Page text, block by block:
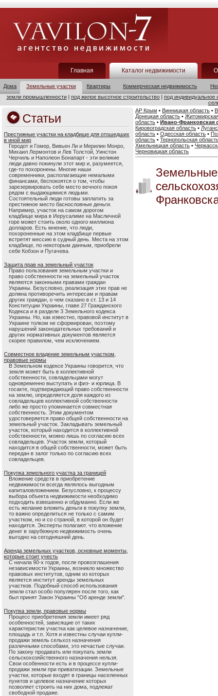
Главная Каталог недвижимости
Дома Земельные участки Квартиры Коммерческая недвижимость
земли промышленности | под жилое высотное строительство | под индивидуальное
Статьи
Престижные участки на кладбище для отошедших
в иной мир
Геродот и Гомер, Вивьен Ли и Мерилин Монро,
Михаил Лермонтов и Лев Толстой, Уинстон
Черчиль и Наполеон Бонапарт - эти великие
люди давно покинули этот мир и, разумеется,
где-то похоронены. Многие наши
современники, располагающие немалыми
финансами, беспокоятся о том, чтобы
зарезервировать себе место вечного покоя
рядом с выдающимися людьми.
Состоятельный люди готовы заплатить за
престижное место баснословные деньги.
Например, участок на самом дорогом
кладбище мира в Иерусалиме на Масличной
горе может стоить около одного миллиона
долларов. Есть мнение, что люди,
похороненные на этом кладбище первые
встретят мессию в судный день. Места на этом
кладбище, по некоторым данным, приобрели
себе Кобзон и Пугачева.
Защита прав на земельный участок
Право пользования земельным участки и
право собственности на земельный участок
являются законными правами граждан
Украины. Безусловно, реализация этих прав не
должна противоречить интересам и правам
других граждан, о чем сказано в ст. 13 и 14
Конституции Украины, главе 27 Гражданского
Кодекса и в разделе 3 Земельного кодекса
Украины. Но, как известно, правовой институт в
Украине толком не сформирован, поэтому
нарушений законодательных требований и
других нормативных документов является
скорее правилом, чем исключением.
Совместное владение земельным участком,
правовые нормы
В Земельном кодексе Украины говорится, что
земля может быть в коллективной
собственности, совладельцами могут
одновременно выступать и физ- и юрлица. В
госакте, подтверждающий право собственности
на землю, определяется доля каждого из
совладельцев коллективной собственности
либо же просто упоминается совместная
собственность. Этим документом
удостоверяется право общей собственности на
земельный участок. Закладывать земельный
участок, который находится в коллективной
собственности, можно лишь по согласию всех
совладельцев. Участок земли, который
находится в общей собственности, может быть
передан в залог только по согласию всех
совладельцев.
Покупка земельного участка за границей
Вложение средств в приобретение
недвижимости всегда являлось выгодным
капиталовложением. Безусловно, к процессу
выбора объекта недвижимости необходимо
подходить взвешенно и обдуманно. Если же
есть желание вложить деньги в покупку земли,
то важно определиться не только с самим
участком, но и со страной, в которой он будет
находится. Эксперты полагают. что вложение
денег в зарубежную недвижимость очень
выгодно на сегодняшний день.
Аренда земельных участков, основные моменты,
которые стоит учесть
С начала 90-х годов, после провозглашения
независимости Украины, возникло множество
правовых институтов, одним из которых
является институт аренды земельных
участков. Подобный способ использования
земли стал особо популярен после того, как
был принят Закон Украины "Об аренде земли".
Покупка земли, правовые нормы
Процесс приобретения земли имеет ряд
особенностей, зависящие от таких
характеристик участка как целевое назначение,
площадь и т.п. Хотя и известны случаи купли-
продажи земель сельхоз назначения
различными способами, это нечастые случаи.
По закону продавать или покупать земли
сельскохозяйственного назначения нельзя.
Свои особенности есть и в процессе купли-
продажи земли при приватизации. Земельные
участки, которые входят в границы населенных
пунктов и целевое назначение которых
позволяет строить на них дома, подлежат
свободной продаже.
АР Крым • Винницкая область •
Донецкая область •
область • Ивано-Франковская
Кировоградская область •
область • Одесская область •
область • Тернопольская
Хмельницкая область •
Черновицкая область
Земельные